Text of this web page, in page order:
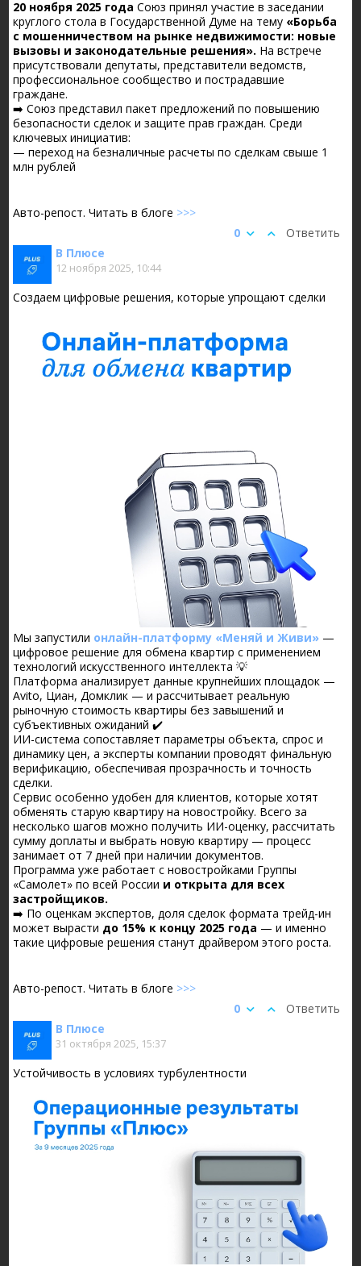
20 ноября 2025 года Союз принял участие в заседании
круглого стола в Государственной Думе на тему «Борьба
с мошенничеством на рынке недвижимости: новые
вызовы и законодательные решения». На встрече
присутствовали депутаты, представители ведомств,
профессиональное сообщество и пострадавшие
граждане.
➡️ Союз представил пакет предложений по повышению
безопасности сделок и защите прав граждан. Среди
ключевых инициатив:
— переход на безналичные расчеты по сделкам свыше 1
млн рублей
Авто-репост. Читать в блоге >>>
Ответить
0
В Плюсе
12 ноября 2025, 10:44
Создаем цифровые решения, которые упрощают сделки
Мы запустили онлайн-платформу «Меняй и Живи» —
цифровое решение для обмена квартир с применением
технологий искусственного интеллекта 💡
Платформа анализирует данные крупнейших площадок —
Avito, Циан, Домклик — и рассчитывает реальную
рыночную стоимость квартиры без завышений и
субъективных ожиданий ✔️
ИИ-система сопоставляет параметры объекта, спрос и
динамику цен, а эксперты компании проводят финальную
верификацию, обеспечивая прозрачность и точность
сделки.
Сервис особенно удобен для клиентов, которые хотят
обменять старую квартиру на новостройку. Всего за
несколько шагов можно получить ИИ-оценку, рассчитать
сумму доплаты и выбрать новую квартиру — процесс
занимает от 7 дней при наличии документов.
Программа уже работает с новостройками Группы
«Самолет» по всей России и открыта для всех
застройщиков.
➡️ По оценкам экспертов, доля сделок формата трейд-ин
может вырасти до 15% к концу 2025 года — и именно
такие цифровые решения станут драйвером этого роста.
Авто-репост. Читать в блоге >>>
Ответить
0
В Плюсе
31 октября 2025, 15:37
Устойчивость в условиях турбулентности